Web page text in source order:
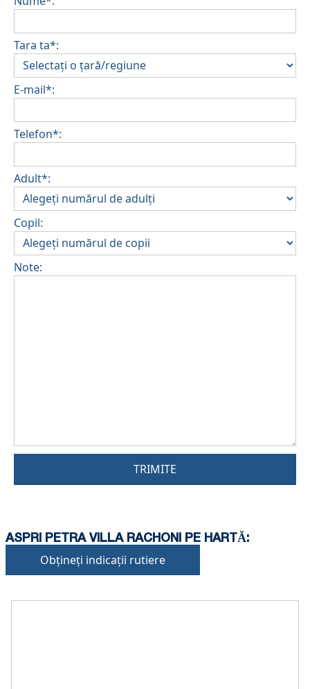
Tara ta*:
E-mail*:
Telefon*:
Adult*:
Copil:
Note:
TRIMITE
ASPRI PETRA VILLA RACHONI PE HARTĂ:
Obțineți indicații rutiere